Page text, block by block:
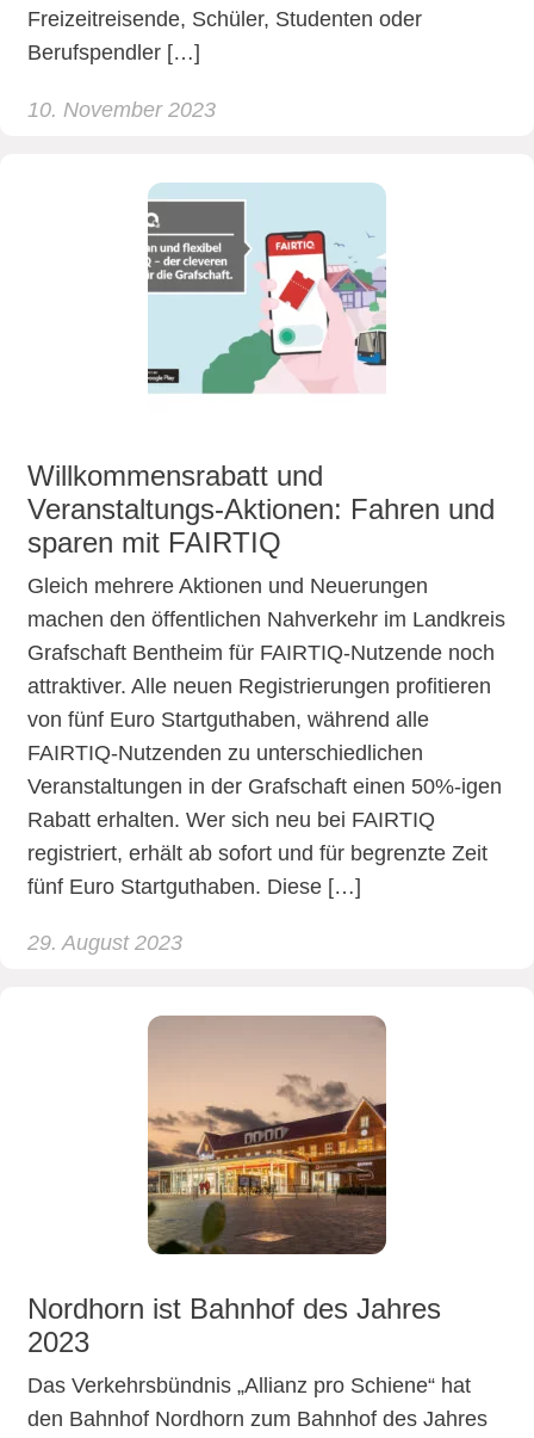
Freizeitreisende, Schüler, Studenten oder
Berufspendler […]
10. November 2023
Willkommensrabatt und
Veranstaltungs-Aktionen: Fahren und
sparen mit FAIRTIQ
Gleich mehrere Aktionen und Neuerungen
machen den öffentlichen Nahverkehr im Landkreis
Grafschaft Bentheim für FAIRTIQ-Nutzende noch
attraktiver. Alle neuen Registrierungen profitieren
von fünf Euro Startguthaben, während alle
FAIRTIQ-Nutzenden zu unterschiedlichen
Veranstaltungen in der Grafschaft einen 50%-igen
Rabatt erhalten. Wer sich neu bei FAIRTIQ
registriert, erhält ab sofort und für begrenzte Zeit
fünf Euro Startguthaben. Diese […]
29. August 2023
Nordhorn ist Bahnhof des Jahres
2023
Das Verkehrsbündnis „Allianz pro Schiene“ hat
den Bahnhof Nordhorn zum Bahnhof des Jahres